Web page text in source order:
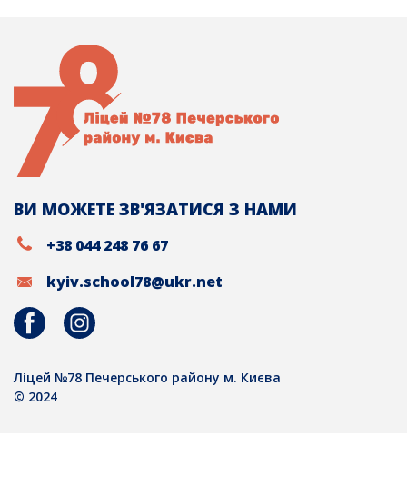
ВИ МОЖЕТЕ ЗВ'ЯЗАТИСЯ З НАМИ
+38 044 248 76 67
kyiv.school78@ukr.net
Ліцей №78 Печерського району м. Києва
© 2024